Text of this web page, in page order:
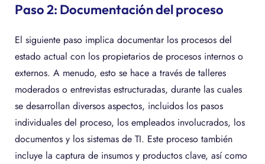
Paso 2: Documentación del proceso
El siguiente paso implica documentar los procesos del
estado actual con los propietarios de procesos internos o
externos. A menudo, esto se hace a través de talleres
moderados o entrevistas estructuradas, durante las cuales
se desarrollan diversos aspectos, incluidos los pasos
individuales del proceso, los empleados involucrados, los
documentos y los sistemas de TI. Este proceso también
incluye la captura de insumos y productos clave, así como